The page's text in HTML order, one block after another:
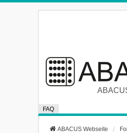
FAQ
ABACUS Webseite